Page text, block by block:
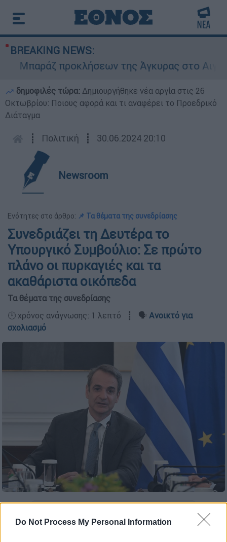
Do Not Process My Personal Information
BREAKING NEWS:
Μπαράζ προκλήσεων της Άγκυρας στο Αιγαίο:
δημοφιλές τώρα: Δημιουργήθηκε νέα αργία στις 26
Οκτωβρίου: Ποιους αφορά και τι αναφέρει το Προεδρικό
Διάταγμα
┋ Πολιτική ┋ 30.06.2024 20:10
Newsroom
Ενότητες στο άρθρο: 📌 Τα θέματα της συνεδρίασης
Συνεδριάζει τη Δευτέρα το
Υπουργικό Συμβούλιο: Σε πρώτο
πλάνο οι πυρκαγιές και τα
ακαθάριστα οικόπεδα
Τα θέματα της συνεδρίασης
🕛 χρόνος ανάγνωσης: 1 λεπτό ┋ 🗣️ Ανοικτό για
σχολιασμό